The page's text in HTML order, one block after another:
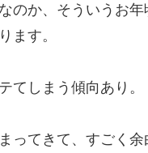
のか、そういうお
ます。
てしまう傾向あり。
ってきて、すごく余